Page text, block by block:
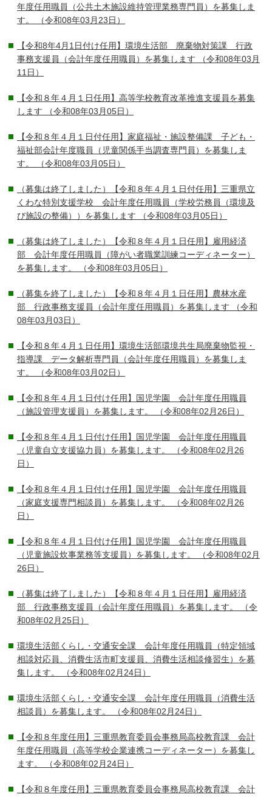
年度任用職員（公共土木施設維持管理業務専門員）を募集しま
す。
（令和08年03月23日）
【令和8年4月1日付け任用】環境生活部 廃棄物対策課 行政
事務支援員（会計年度任用職員）を募集します （令和08年03月
11日）
【令和８年４月１日任用】高等学校教育改革推進支援員を募集
します （令和08年03月05日）
【令和８年４月１日付任用】家庭福祉・施設整備課 子ども・
福祉部会計年度職員（児童関係手当調査専門員）を募集しま
す。
（令和08年03月05日）
（募集は終了しました）【令和８年４月１日付任用】三重県立
くわな特別支援学校 会計年度任用職員（学校労務員（環境及
び施設の整備））を募集します （令和08年03月05日）
（募集は終了しました）【令和８年４月１日任用】雇用経済
部 会計年度任用職員（障がい者職業訓練コーディネーター）
を募集します。
（令和08年03月05日）
（募集を終了しました）【令和８年４月１日任用】農林水産
部 行政事務支援員（会計年度任用職員）を募集します （令和
08年03月03日）
【令和８年４月１日任用】環境生活部環境共生局廃棄物監視・
指導課 データ解析専門員（会計年度任用職員）を募集しま
す。
（令和08年03月02日）
【令和８年４月１日付け任用】国児学園 会計年度任用職員
（施設管理支援員）を募集します。
（令和08年02月26日）
【令和８年４月１日付け任用】国児学園 会計年度任用職員
（児童自立支援協力員）を募集します。
（令和08年02月26
日）
【令和８年４月１日付け任用】国児学園 会計年度任用職員
（家庭支援専門相談員）を募集します。
（令和08年02月26
日）
【令和８年４月１日付け任用】国児学園 会計年度任用職員
（児童施設炊事業務等支援員）を募集します。
（令和08年02月
26日）
（募集は終了しました）【令和８年４月１日任用】雇用経済
部 行政事務支援員（会計年度任用職員）を募集します。
（令
和08年02月25日）
環境生活部くらし・交通安全課 会計年度任用職員（特定領域
相談対応員、消費生活市町支援員、消費生活相談修習生）を募
集します。
（令和08年02月24日）
環境生活部くらし・交通安全課 会計年度任用職員（消費生活
相談員）を募集します。
（令和08年02月24日）
【令和８年度任用】三重県教育委員会事務局高校教育課 会計
年度任用職員（高等学校企業連携コーディネーター）を募集し
ます。
（令和08年02月24日）
【令和８年度任用】三重県教育委員会事務局高校教育課 会計